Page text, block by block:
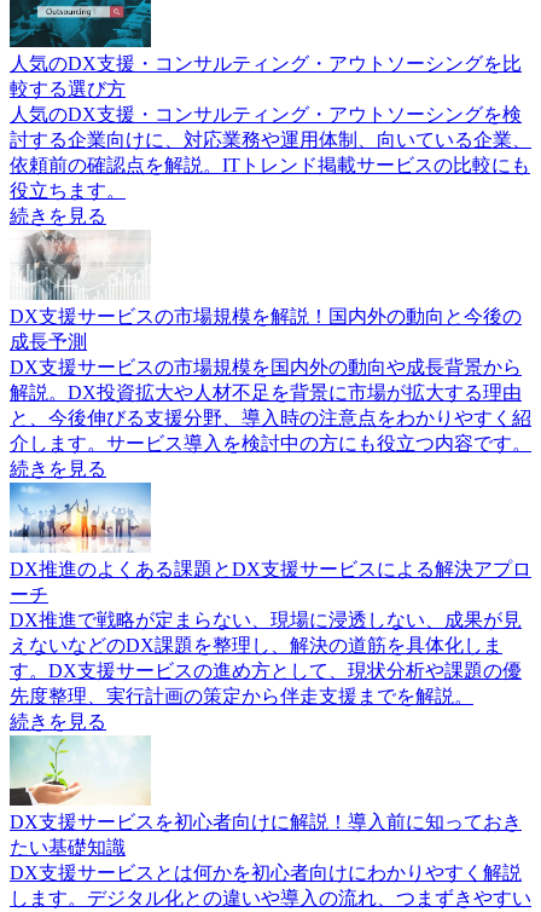
人気のDX支援・コンサルティング・アウトソーシングを比
較する選び方
人気のDX支援・コンサルティング・アウトソーシングを検
討する企業向けに、対応業務や運用体制、向いている企業、
依頼前の確認点を解説。ITトレンド掲載サービスの比較にも
役立ちます。
続きを見る
DX支援サービスの市場規模を解説！国内外の動向と今後の
成長予測
DX支援サービスの市場規模を国内外の動向や成長背景から
解説。DX投資拡大や人材不足を背景に市場が拡大する理由
と、今後伸びる支援分野、導入時の注意点をわかりやすく紹
介します。サービス導入を検討中の方にも役立つ内容です。
続きを見る
DX推進のよくある課題とDX支援サービスによる解決アプロ
ーチ
DX推進で戦略が定まらない、現場に浸透しない、成果が見
えないなどのDX課題を整理し、解決の道筋を具体化しま
す。DX支援サービスの進め方として、現状分析や課題の優
先度整理、実行計画の策定から伴走支援までを解説。
続きを見る
DX支援サービスを初心者向けに解説！導入前に知っておき
たい基礎知識
DX支援サービスとは何かを初心者向けにわかりやすく解説
します。デジタル化との違いや導入の流れ、つまずきやすい